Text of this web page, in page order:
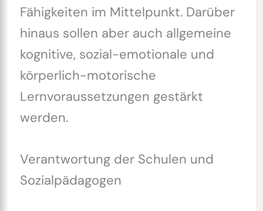
Fähigkeiten im Mittelpunkt. Darüber
hinaus sollen aber auch allgemeine
kognitive, sozial-emotionale und
körperlich-motorische
Lernvoraussetzungen gestärkt
werden.
Verantwortung der Schulen und
Sozialpädagogen